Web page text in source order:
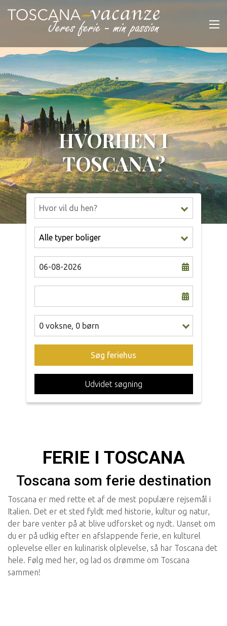
HVORHEN I
TOSCANA?
0 voksne, 0 børn
Søg feriehus
Udvidet søgning
FERIE I TOSCANA
Toscana som ferie destination
Toscana er med rette et af de mest populære rejsemål i
Italien. Det er et sted fyldt med historie, kultur og natur,
der bare venter på at blive udforsket og nydt. Uanset om
du er på udkig efter en afslappende ferie, en kulturel
oplevelse eller en kulinarisk olplevelse, så har Toscana det
hele. Følg med her, og lad os drømme om Toscana
sammen!